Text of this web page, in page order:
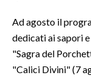
Ad agosto il
dedicati ai sapori
"Sagra del
"Calici Divini" (7